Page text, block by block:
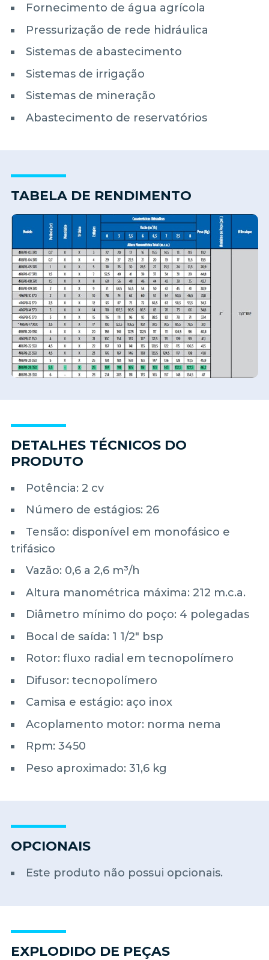
Fornecimento de água agrícola
Pressurização de rede hidráulica
Sistemas de abastecimento
Sistemas de irrigação
Sistemas de mineração
Abastecimento de reservatórios
TABELA DE RENDIMENTO
DETALHES TÉCNICOS DO
PRODUTO
Potência: 2 cv
Número de estágios: 26
Tensão: disponível em monofásico e
trifásico
Vazão: 0,6 a 2,6 m³/h
Altura manométrica máxima: 212 m.c.a.
Diâmetro mínimo do poço: 4 polegadas
Bocal de saída: 1 1/2" bsp
Rotor: fluxo radial em tecnopolímero
Difusor: tecnopolímero
Camisa e estágio: aço inox
Acoplamento motor: norma nema
Rpm: 3450
Peso aproximado: 31,6 kg
OPCIONAIS
Este produto não possui opcionais.
EXPLODIDO DE PEÇAS